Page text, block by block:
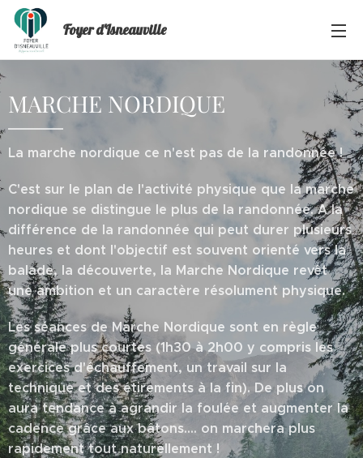
Foyer d'Isneauville
MARCHE NORDIQUE
La marche nordique ce n'est pas de la randonnée !
C'est sur le plan de l'activité physique que la marche
nordique se distingue le plus de la randonnée. A la
différence de la randonnée qui peut durer plusieurs
heures et dont l'objectif est souvent orienté vers la
balade, la découverte, la Marche Nordique revêt
une ambition et un caractère résolument physique.
Les séances de Marche Nordique sont en règle
générale plus courtes (1h30 à 2h00 y compris les
exercices d'échauffement, un travail sur la
technique et des étirements à la fin). De plus on
aura tendance à agrandir la foulée et augmenter la
cadence grâce aux bâtons.... on marchera plus
rapidement tout naturellement !